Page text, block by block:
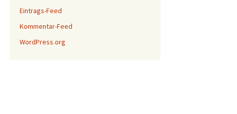
Eintrags-Feed
Kommentar-Feed
WordPress.org